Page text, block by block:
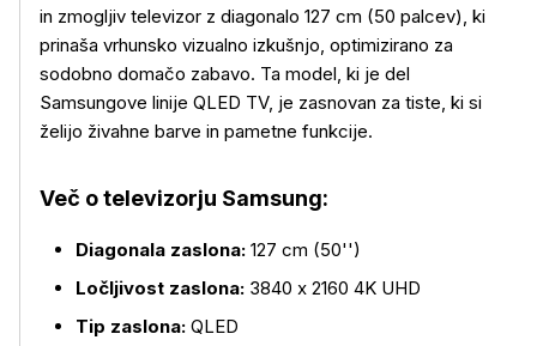
in zmogljiv televizor z diagonalo 127 cm (50 palcev), ki
prinaša vrhunsko vizualno izkušnjo, optimizirano za
sodobno domačo zabavo. Ta model, ki je del
Samsungove linije QLED TV, je zasnovan za tiste, ki si
želijo živahne barve in pametne funkcije.
Več o televizorju Samsung:
Diagonala zaslona: 127 cm (50'')
Ločljivost zaslona: 3840 x 2160 4K UHD
Tip zaslona: QLED